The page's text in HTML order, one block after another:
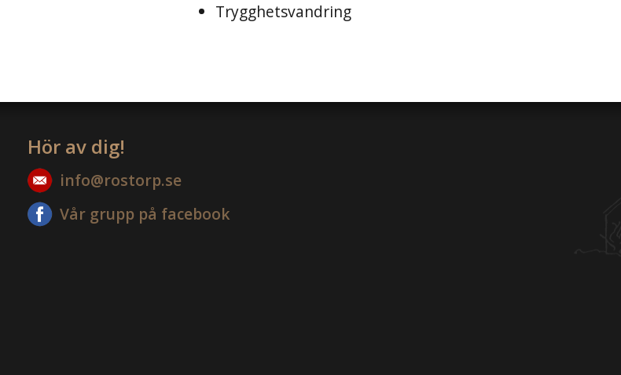
Trygghetsvandring
Hör av dig!
info@rostorp.se
Vår grupp på facebook